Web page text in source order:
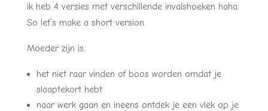
ik heb 4 versies met verschillende invalshoeken haha.
So let’s make a short version.
Moeder zijn is:
het niet raar vinden of boos worden omdat je
slaaptekort hebt
naar werk gaan en ineens ontdek je een vlek op je